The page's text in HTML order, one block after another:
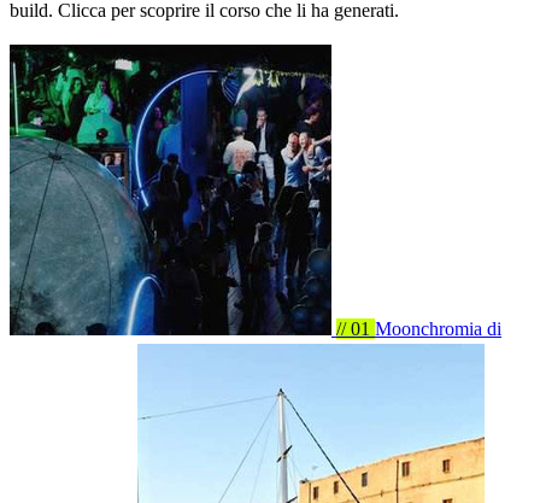
build. Clicca per scoprire il corso che li ha generati.
// 01 Moonchromia di